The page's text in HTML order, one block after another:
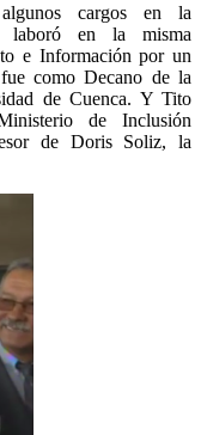
cargos en la
laboró en la misma
e Información por un
como Decano de la
de Cuenca. Y Tito
de Inclusión
de Doris Soliz, la